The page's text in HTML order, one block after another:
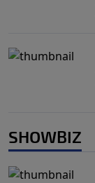
SHOWBIZ